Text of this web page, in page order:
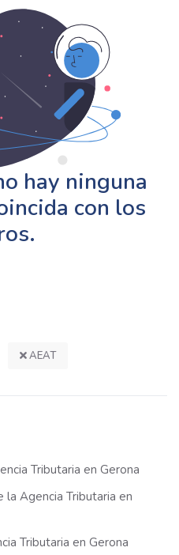
AEAT
Tributaria en Gerona
la Agencia Tributaria en
Tributaria en Gerona
hay ninguna
con los